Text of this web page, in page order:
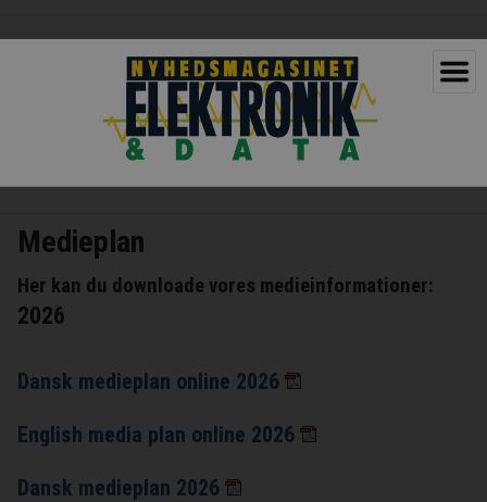
Medieplan
Her kan du downloade vores medieinformationer:
2026
Dansk medieplan online 2026
English media plan online 2026
Dansk medieplan 2026